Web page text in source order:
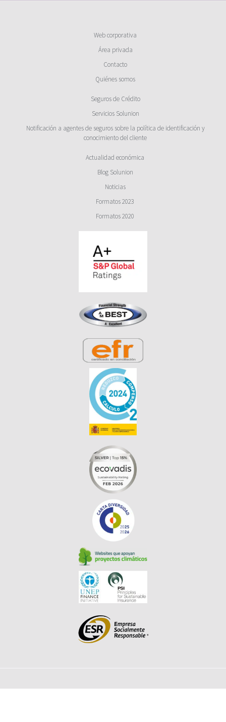
Web corporativa
Área privada
Contacto
Quiénes somos
Seguros de Crédito
Servicios Solunion
Notificación a agentes de seguros sobre la política de identificación y
conocimiento del cliente
Actualidad económica
Blog Solunion
Noticias
Formatos 2023
Formatos 2020